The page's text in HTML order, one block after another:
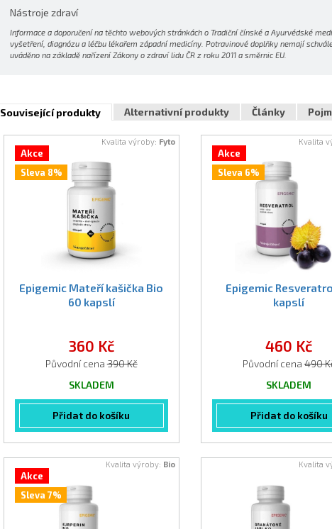
Nástroje zdraví
Informace a doporučení na těchto webových stránkách o Tradiční čínské a Ayurvédské
vyšetření, diagnózu a léčbu lékařem západní medicíny. Potravinové doplňky nemají
uváděno na základě nařízení Zákony o zdraví lidu ČR z roku 2011 a směrnic EU.
Související produkty Alternativní produkty Články
Kvalita výroby: Fyto
Akce
Sleva 8%
Epigemic Mateří kašička Bio
60 kapslí
360 Kč
Původní cena390 Kč
SKLADEM
Přidat do košíku
Kvalita
Akce
Sleva 6%
Epigemic
kapslí
460 Kč
Původní cena490
SKLADEM
Přidat do košíku
Kvalita výroby: Bio
Akce
Sleva 7%
Kvalita